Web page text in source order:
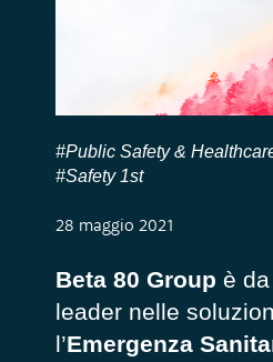
#Public Safety &
#Safety 1st
28 maggio 2021
Beta 80 Group è da
leader nelle
l’Emergenza